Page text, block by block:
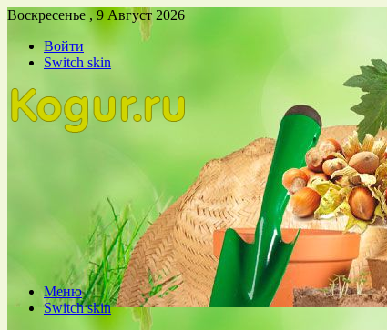
Воскресенье , 9 Август 2026
Войти
Switch skin
Меню
Switch skin